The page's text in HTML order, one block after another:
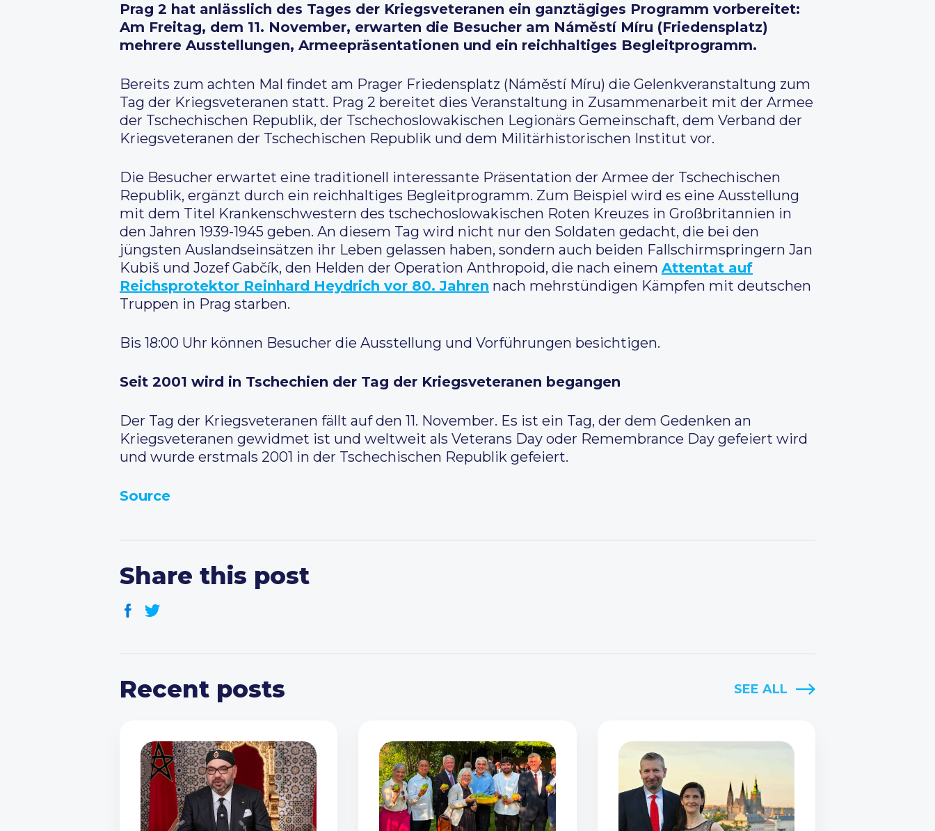
Prag 2 hat anlässlich des Tages der Kriegsveteranen ein ganztägiges Programm vorbereitet:
Am Freitag, dem 11. November, erwarten die Besucher am Náměstí Míru (Friedensplatz)
mehrere Ausstellungen, Armeepräsentationen und ein reichhaltiges Begleitprogramm.
Bereits zum achten Mal findet am Prager Friedensplatz (Náměstí Míru) die Gelenkveranstaltung zum
Tag der Kriegsveteranen statt. Prag 2 bereitet dies Veranstaltung in Zusammenarbeit mit der Armee
der Tschechischen Republik, der Tschechoslowakischen Legionärs Gemeinschaft, dem Verband der
Kriegsveteranen der Tschechischen Republik und dem Militärhistorischen Institut vor.
Die Besucher erwartet eine traditionell interessante Präsentation der Armee der Tschechischen
Republik, ergänzt durch ein reichhaltiges Begleitprogramm. Zum Beispiel wird es eine Ausstellung
mit dem Titel Krankenschwestern des tschechoslowakischen Roten Kreuzes in Großbritannien in
den Jahren 1939-1945 geben. An diesem Tag wird nicht nur den Soldaten gedacht, die bei den
jüngsten Auslandseinsätzen ihr Leben gelassen haben, sondern auch beiden Fallschirmspringern Jan
Kubiš und Jozef Gabčík, den Helden der Operation Anthropoid, die nach einem Attentat auf
Reichsprotektor Reinhard Heydrich vor 80. Jahren nach mehrstündigen Kämpfen mit deutschen
Truppen in Prag starben.
Bis 18:00 Uhr können Besucher die Ausstellung und Vorführungen besichtigen.
Seit 2001 wird in Tschechien der Tag der Kriegsveteranen begangen
Der Tag der Kriegsveteranen fällt auf den 11. November. Es ist ein Tag, der dem Gedenken an
Kriegsveteranen gewidmet ist und weltweit als Veterans Day oder Remembrance Day gefeiert wird
und wurde erstmals 2001 in der Tschechischen Republik gefeiert.
Source
Share this post
Recent posts SEE ALL